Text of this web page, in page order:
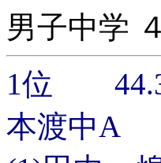
男子中学
1位
本渡中A